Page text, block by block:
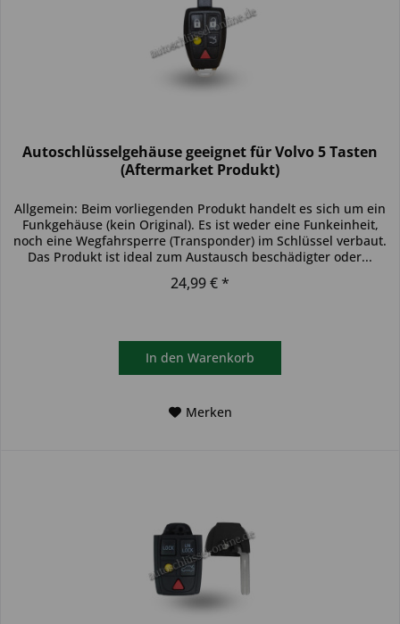
Autoschlüsselgehäuse geeignet für Volvo 5 Tasten
(Aftermarket Produkt)
Allgemein: Beim vorliegenden Produkt handelt es sich um ein
Funkgehäuse (kein Original). Es ist weder eine Funkeinheit,
noch eine Wegfahrsperre (Transponder) im Schlüssel verbaut.
Das Produkt ist ideal zum Austausch beschädigter oder...
24,99 € *
In den Warenkorb
Merken